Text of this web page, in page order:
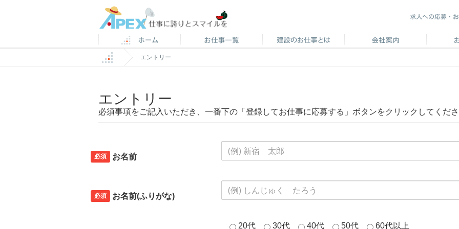
エントリー
エントリー
必須事項をご記入いただき、一番下の「登録してお仕事に応募する」ボタンをクリックしてくだ
必須 お名前
必須 お名前(ふりがな)
20代 30代 40代 50代 60代以上